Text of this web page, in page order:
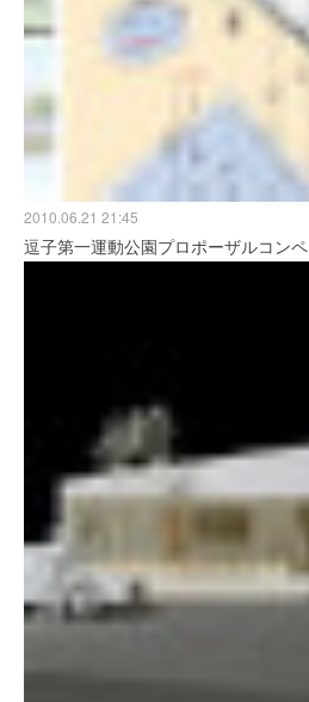
2010.06.21 21:45
逗子第一運動公園プロポーザルコンペ